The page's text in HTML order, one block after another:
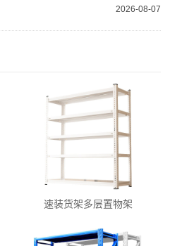
2026-08-07
速装货架多层置物架